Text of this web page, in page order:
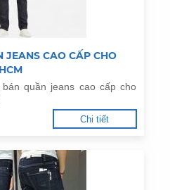
JEANS CAO CẤP CHO
quần jeans cao cấp cho
Chi tiết